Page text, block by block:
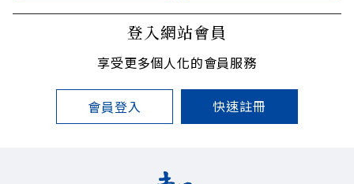
登入網站會員
享受更多個人化的會員服務
會員登入 快速註冊